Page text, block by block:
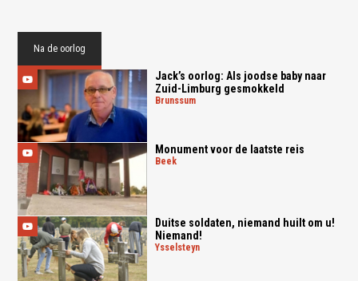
Na de oorlog
Jack’s oorlog: Als joodse baby naar
Zuid-Limburg gesmokkeld
brunssum
Monument voor de laatste reis
beek
Duitse soldaten, niemand huilt om u!
Niemand!
ysselsteyn